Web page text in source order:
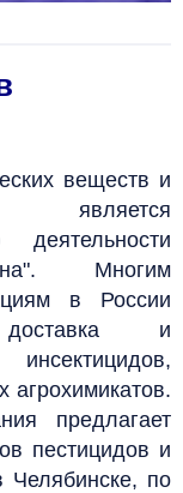
веществ и
является
деятельности
Многим
в России
доставка и
агрохимикатов.
предлагает
пестицидов и
Челябинске, по